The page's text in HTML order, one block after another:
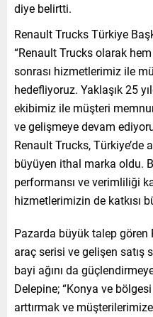
diye belirtti.
Renault Trucks Türkiye
“Renault Trucks olarak
sonrası hizmetlerimiz ile
hedefliyoruz. Yaklaşık 25
ekibimiz ile müşteri
ve gelişmeye devam
Renault Trucks, Türkiye’de
büyüyen ithal marka oldu.
performansı ve verimliliği
hizmetlerimizin de katkısı
Pazarda büyük talep gören
araç serisi ve gelişen satış
bayi ağını da
Delepine; “Konya ve bölgesi
arttırmak ve